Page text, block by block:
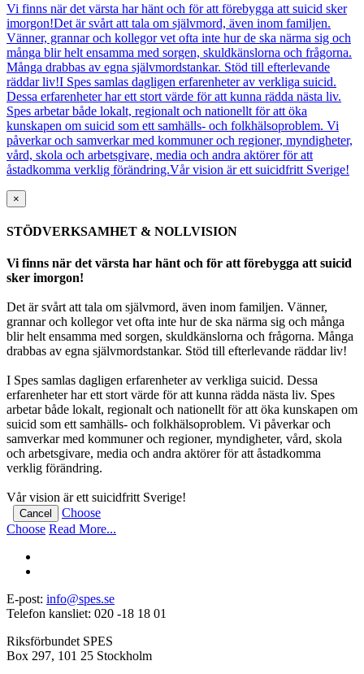
Vi finns när det värsta har hänt och för att förebygga att suicid sker
imorgon!Det är svårt att tala om självmord, även inom familjen.
Vänner, grannar och kollegor vet ofta inte hur de ska närma sig och
många blir helt ensamma med sorgen, skuldkänslorna och frågorna.
Många drabbas av egna självmordstankar. Stöd till efterlevande
räddar liv!I Spes samlas dagligen erfarenheter av verkliga suicid.
Dessa erfarenheter har ett stort värde för att kunna rädda nästa liv.
Spes arbetar både lokalt, regionalt och nationellt för att öka
kunskapen om suicid som ett samhälls- och folkhälsoproblem. Vi
påverkar och samverkar med kommuner och regioner, myndigheter,
vård, skola och arbetsgivare, media och andra aktörer för att
åstadkomma verklig förändring.Vår vision är ett suicidfritt Sverige!
×
STÖDVERKSAMHET & NOLLVISION
Vi finns när det värsta har hänt och för att förebygga att suicid
sker imorgon!
Det är svårt att tala om självmord, även inom familjen. Vänner,
grannar och kollegor vet ofta inte hur de ska närma sig och många
blir helt ensamma med sorgen, skuldkänslorna och frågorna. Många
drabbas av egna självmordstankar. Stöd till efterlevande räddar liv!
I Spes samlas dagligen erfarenheter av verkliga suicid. Dessa
erfarenheter har ett stort värde för att kunna rädda nästa liv. Spes
arbetar både lokalt, regionalt och nationellt för att öka kunskapen om
suicid som ett samhälls- och folkhälsoproblem. Vi påverkar och
samverkar med kommuner och regioner, myndigheter, vård, skola
och arbetsgivare, media och andra aktörer för att åstadkomma
verklig förändring.
Vår vision är ett suicidfritt Sverige!
Cancel
Choose
Choose Read More...
E-post: info@spes.se
Telefon kansliet: 020 -18 18 01
Riksförbundet SPES
Box 297, 101 25 Stockholm